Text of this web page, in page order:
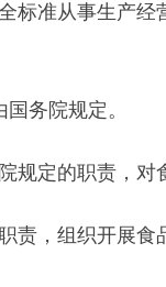
准从事生产经
务院规定。
定的职责，对
，组织开展食